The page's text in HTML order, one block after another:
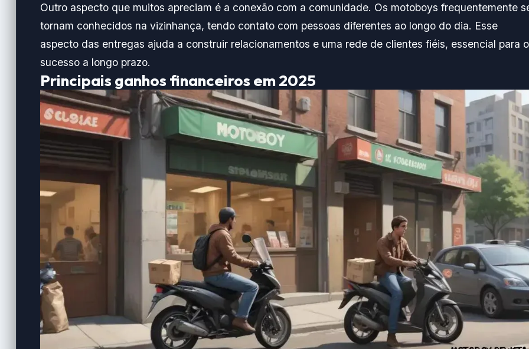
Outro aspecto que muitos apreciam é a conexão com a comunidade. Os motoboys frequentemente
tornam conhecidos na vizinhança, tendo contato com pessoas diferentes ao longo do dia. Esse
aspecto das entregas ajuda a construir relacionamentos e uma rede de clientes fiéis, essencial para o
sucesso a longo prazo.
Principais ganhos financeiros em 2025